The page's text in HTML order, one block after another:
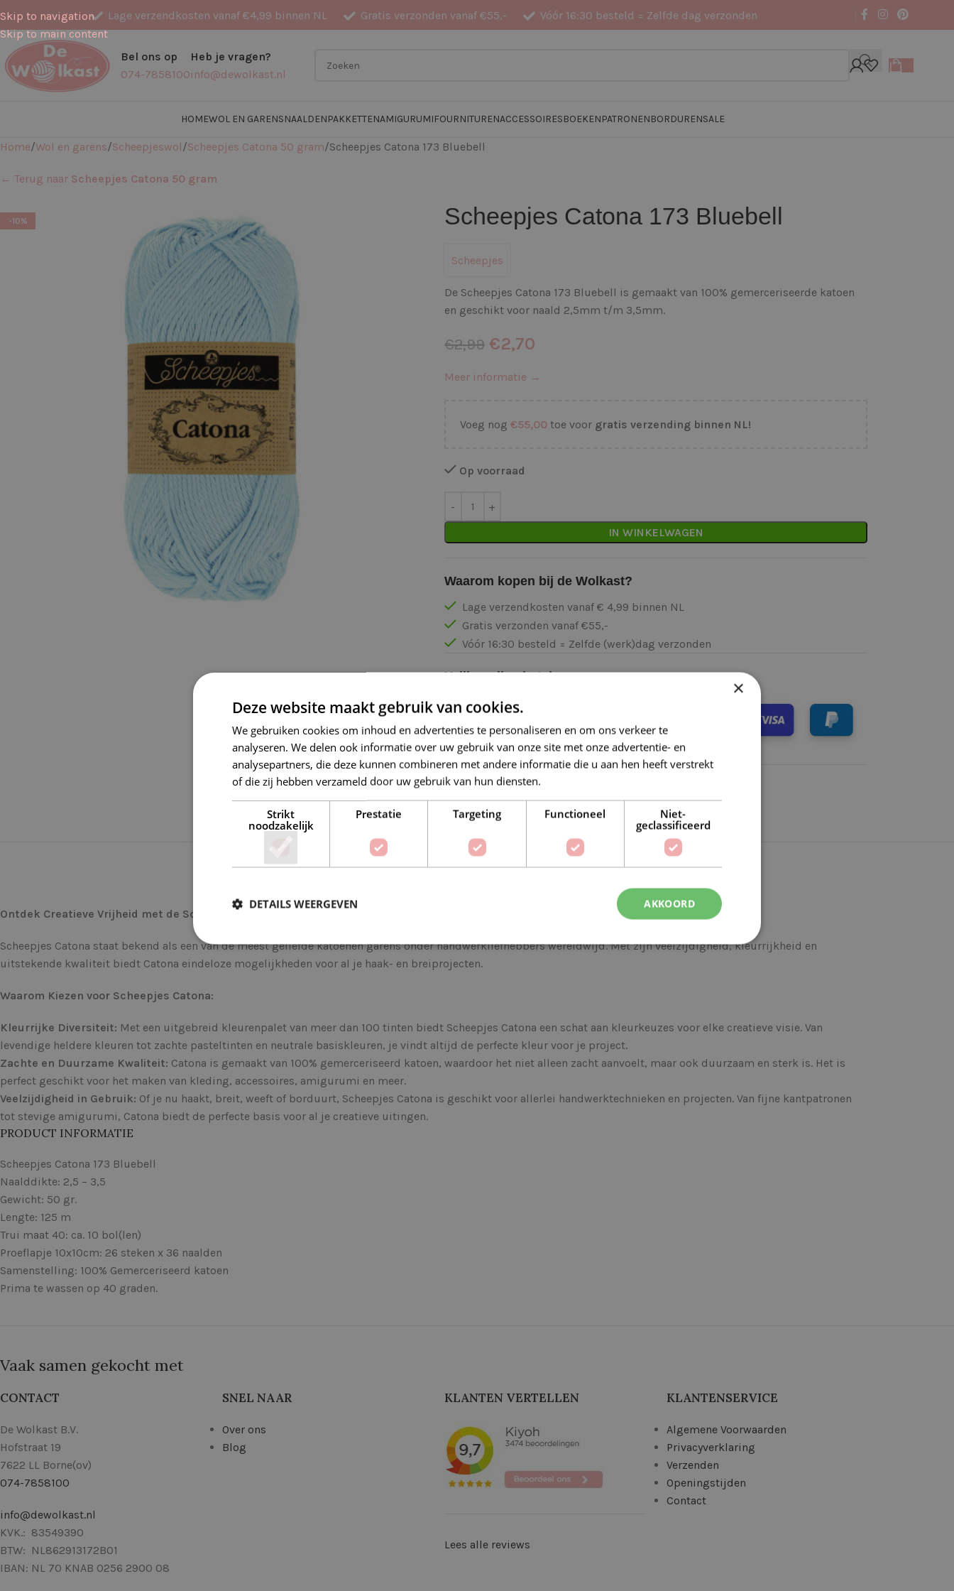
Skip to navigation
Skip to main content
Lage verzendkosten vanaf €4,99 binnen NL Gratis verzonden vanaf €55,- Vóór 16:30 besteld = Zelfde dag verzonden
Bel ons op
074-7858100
Heb je vragen?
info@dewolkast.nl
HOMEWOL EN GARENSNAALDENPAKKETTENAMIGURUMIFOURNITURENACCESSOIRESBOEKENPATRONENBORDURENSALE
Home Wol en garens Scheepjeswol Scheepjes Catona 50 gram Scheepjes Catona 173 Bluebell
← Terug naar Scheepjes Catona 50 gram
-10% Scheepjes Catona 173 Bluebell
Scheepjes
De Scheepjes Catona 173 Bluebell is gemaakt van 100% gemerceriseerde katoen
en geschikt voor naald 2,5mm t/m 3,5mm.
€2,99 €2,70
Meer informatie →
Voeg nog €55,00toe voor gratis verzending binnen NL!
Op voorraad
IN WINKELWAGEN
Waarom kopen bij de Wolkast?
Lage verzendkosten vanaf € 4,99 binnen NL
Gratis verzonden vanaf €55,-
Vóór 16:30 besteld = Zelfde (werk)dag verzonden
Veilig online betalen
Op verlanglijstje
BESCHRIJVINGEXTRA INFORMATIE
Ontdek Creatieve Vrijheid met de Scheepjes Catona 173 Bluebell
Scheepjes Catona staat bekend als een van de meest geliefde katoenen garens onder handwerkliefhebbers wereldwijd. Met zijn veelzijdigheid, kleurrijkheid en
uitstekende kwaliteit biedt Catona eindeloze mogelijkheden voor al je haak- en breiprojecten.
Waarom Kiezen voor Scheepjes Catona:
Kleurrijke Diversiteit: Met een uitgebreid kleurenpalet van meer dan 100 tinten biedt Scheepjes Catona een schat aan kleurkeuzes voor elke creatieve visie. Van
levendige heldere kleuren tot zachte pasteltinten en neutrale basiskleuren, je vindt altijd de perfecte kleur voor je project.
Zachte en Duurzame Kwaliteit: Catona is gemaakt van 100% gemerceriseerd katoen, waardoor het niet alleen zacht aanvoelt, maar ook duurzaam en sterk is. Het is
perfect geschikt voor het maken van kleding, accessoires, amigurumi en meer.
Veelzijdigheid in Gebruik: Of je nu haakt, breit, weeft of borduurt, Scheepjes Catona is geschikt voor allerlei handwerktechnieken en projecten. Van fijne kantpatronen
tot stevige amigurumi, Catona biedt de perfecte basis voor al je creatieve uitingen.
PRODUCT INFORMATIE
Scheepjes Catona 173 Bluebell
Naalddikte: 2,5 – 3,5
Gewicht: 50 gr.
Lengte: 125 m
Trui maat 40: ca. 10 bol(len)
Proeflapje 10x10cm: 26 steken x 36 naalden
Samenstelling: 100% Gemerceriseerd katoen
Prima te wassen op 40 graden.
Vaak samen gekocht met
CONTACT
De Wolkast B.V.
Hofstraat 19
7622 LL Borne(ov)
074-7858100
info@dewolkast.nl
KVK.: 83549390
BTW: NL862913172B01
IBAN: NL 70 KNAB 0256 2900 08
SNEL NAAR
Over ons
Blog
KLANTEN VERTELLEN
Lees alle reviews
KLANTENSERVICE
Algemene Voorwaarden
Privacyverklaring
Verzenden
Openingstijden
Contact
×
Deze website maakt gebruik van cookies.
We gebruiken cookies om inhoud en advertenties te personaliseren en om ons verkeer te
analyseren. We delen ook informatie over uw gebruik van onze site met onze advertentie- en
analysepartners, die deze kunnen combineren met andere informatie die u aan hen heeft verstrekt
of die zij hebben verzameld door uw gebruik van hun diensten.
Strikt
noodzakelijk
Prestatie Targeting Functioneel
Niet-
geclassificeerd
AKKOORD
DETAILS WEERGEVEN